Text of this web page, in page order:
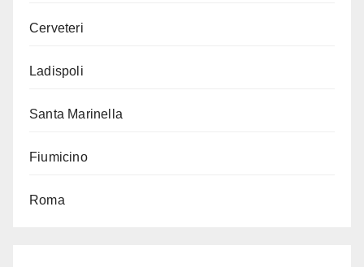
Cerveteri
Ladispoli
Santa Marinella
Fiumicino
Roma